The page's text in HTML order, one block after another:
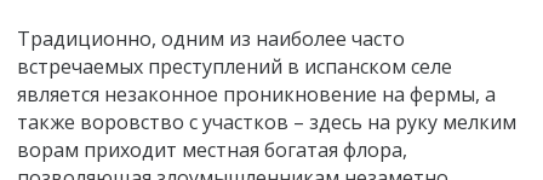
Традиционно, одним из наиболее часто
встречаемых преступлений в испанском селе
является незаконное проникновение на фермы, а
также воровство с участков – здесь на руку мелким
ворам приходит местная богатая флора,